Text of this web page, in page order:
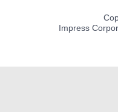
Impress